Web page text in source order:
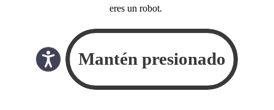
eres un robot.